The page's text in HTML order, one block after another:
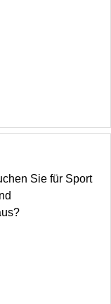
Sie für Sport